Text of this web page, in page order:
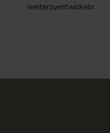
weiterzuentwickeln.